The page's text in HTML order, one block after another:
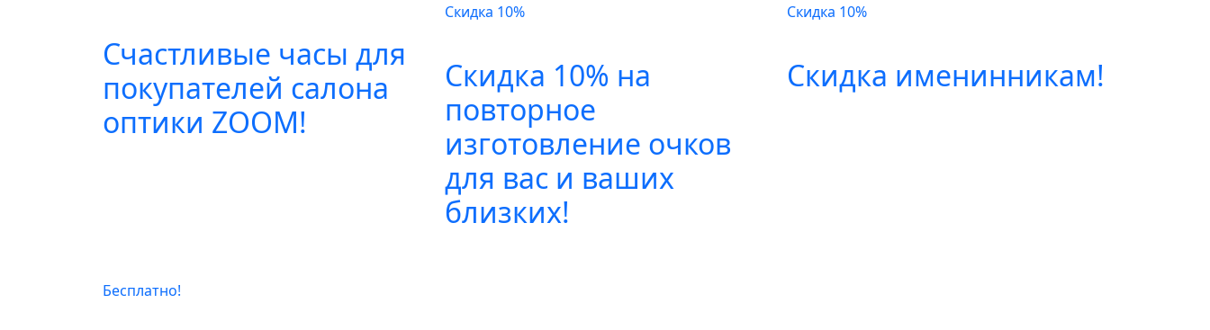
Счастливые часы для
покупателей салона
оптики ZOOM!
Скидка 10%
Скидка 10% на
повторное
изготовление очков
для вас и ваших
близких!
Скидка 10%
Скидка именинникам!
Бесплатно!